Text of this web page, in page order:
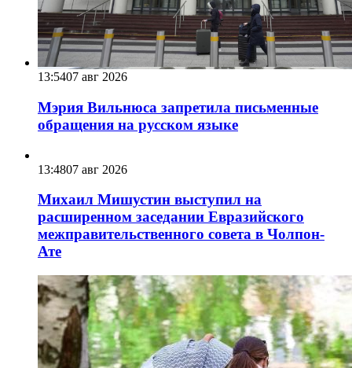
13:5407 авг 2026
Мэрия Вильнюса запретила письменные
обращения на русском языке
13:4807 авг 2026
Михаил Мишустин выступил на
расширенном заседании Евразийского
межправительственного совета в Чолпон-
Ате